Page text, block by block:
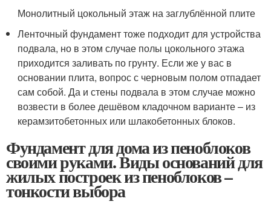
Монолитный цокольный этаж на заглублённой плите
Ленточный фундамент тоже подходит для устройства
подвала, но в этом случае полы цокольного этажа
приходится заливать по грунту. Если же у вас в
основании плита, вопрос с черновым полом отпадает
сам собой. Да и стены подвала в этом случае можно
возвести в более дешёвом кладочном варианте – из
керамзитобетонных или шлакобетонных блоков.
Фундамент для дома из пеноблоков
своими руками. Виды оснований для
жилых построек из пеноблоков –
тонкости выбора